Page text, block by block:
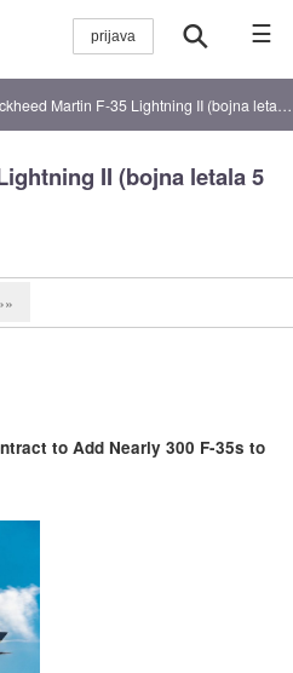
☰
Martin F-35 Lightning II (bojna letala 5 generacije)
II (bojna letala 5
to Add Nearly 300 F-35s to